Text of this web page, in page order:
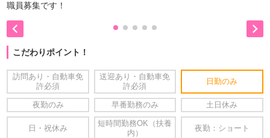
職員募集です！
 
こだわりポイント！
訪問あり・自動車免
許必須
送迎あり・自動車免
許必須
日勤のみ
夜勤のみ 早番勤務のみ 土日休み
日・祝休み
短時間勤務OK（扶養
内）
夜勤：ショート